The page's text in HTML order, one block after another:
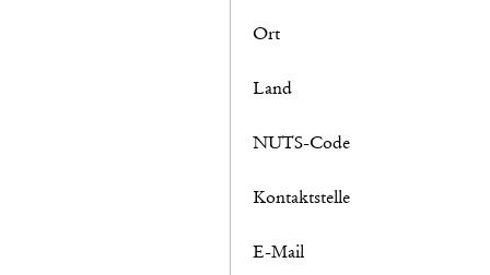
Ort
Land
NUTS-Code
Kontaktstelle
E-Mail